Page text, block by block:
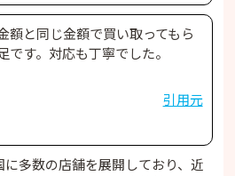
額と同じ金額で買い取ってもら
です。対応も丁寧でした。
引用元
多数の店舗を展開しており、近